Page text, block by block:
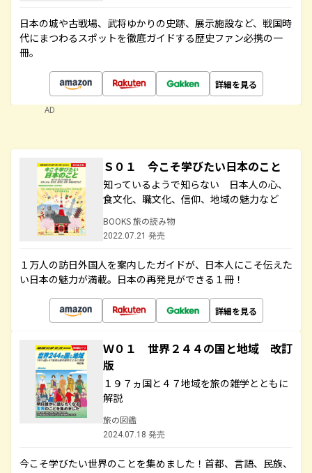
日本の城や古戦場、武将ゆかりの史跡、展示施設など、戦国時
代にまつわるスポットを徹底ガイドする歴史ファン必携の一
冊。
詳細を見る
AD
Ｓ０１ 今こそ学びたい日本のこと
知っているようで知らない 日本人の心、
食文化、職文化、信仰、地域の魅力など
BOOKS 旅の読み物
2022.07.21 発売
１万人の訪日外国人を案内したガイドが、日本人にこそ伝えた
い日本の魅力が満載。日本の再発見ができる１冊！
詳細を見る
Ｗ０１ 世界２４４の国と地域 改訂
版
１９７ヵ国と４７地域を旅の雑学とともに
解説
旅の図鑑
2024.07.18 発売
今こそ学びたい世界のことを集めました！首都、言語、民族、